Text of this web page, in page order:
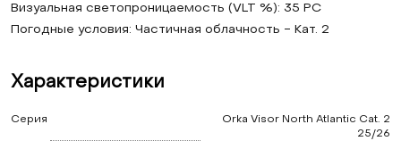
Визуальная светопроницаемость (VLT %): 35 PC
Погодные условия: Частичная облачность - Кат. 2
Характеристики
Серия
Orka Visor North Atlantic Cat. 2
25/26